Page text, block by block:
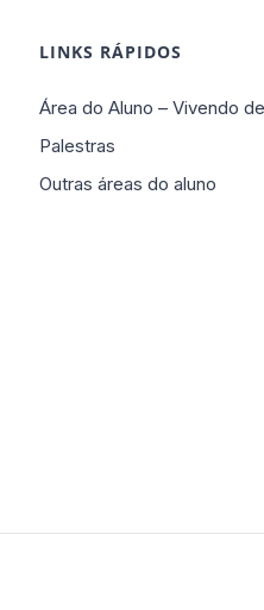
LINKS RÁPIDOS
Área do Aluno – Vivendo de
Palestras
Outras áreas do aluno